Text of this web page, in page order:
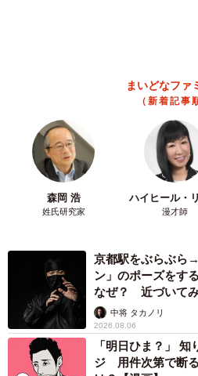
おっぱいが大きくなっています。おうち
みてください！
私は、長年当院に来てくださっ
してくれるのでは？と思い、「4
す。妊娠していても避妊手術を
はいたしますが、このまま出産
択もあります。生まれた子猫は私
をいたしますので、どうでしょ
なくともきちんと自分で出産し
竹中 友一（RinToris）
2026.08.06
な挨拶」や「お土
やめられない理由
まいどなデータ
自転車通行可の歩
中、小学生とあ
説】長澤 芳子
2026.08.06
タイの電車の中で
も、妊娠、けが人
ものが！？「だか
中将 タカノリ
2026.08.06